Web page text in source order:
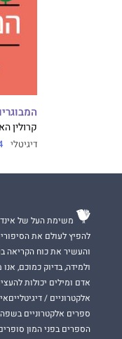
קרולין
דיגיטלי
משימת העל של
להפיץ לעולם את
והעשיר את כוח הקריאה
ולמידה, בדיוק כמוכם,
אדם ומילים יכולות
אלקטרוניים /
ספרים אלקטרוניים
הספרים בפני המון